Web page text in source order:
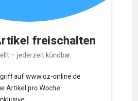
freischalten
– jederzeit kündbar.
auf www.oz-online.de
Artikel pro Woche